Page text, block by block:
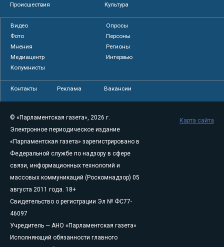
Происшествия
Культура
Видео
Опросы
Фото
Персоны
Мнения
Регионы
Медиацентр
Интервью
Колумнисты
Контакты Реклама Вакансии
© «Парламентская газета», 2026 г.
Электронное периодическое издание
«Парламентская газета» зарегистрировано в
Федеральной службе по надзору в сфере
связи, информационных технологий и
массовых коммуникаций (Роскомнадзор) 05
августа 2011 года. 18+
Свидетельство о регистрации Эл № ФС77-
46097
Учредитель — АНО «Парламентская газета»
Исполняющий обязанности главного
Карта сайта